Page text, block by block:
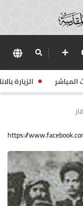
المباشر الزيارة
https://